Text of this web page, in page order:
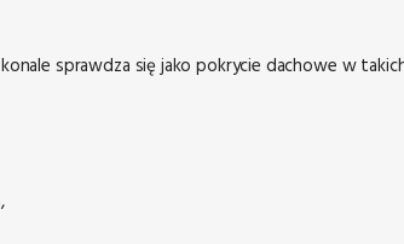
sprawdza się jako pokrycie dachowe w